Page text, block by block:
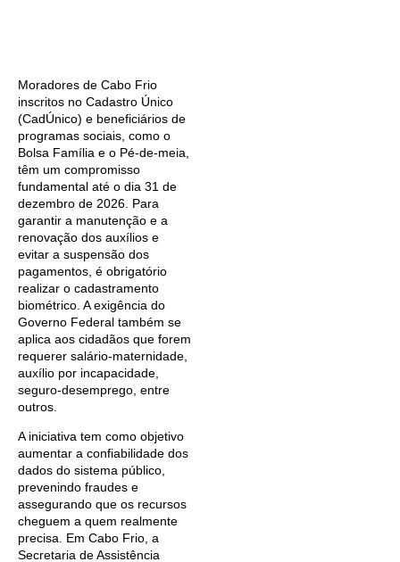
Moradores de Cabo Frio
inscritos no Cadastro Único
(CadÚnico) e beneficiários de
programas sociais, como o
Bolsa Família e o Pé-de-meia,
têm um compromisso
fundamental até o dia 31 de
dezembro de 2026. Para
garantir a manutenção e a
renovação dos auxílios e
evitar a suspensão dos
pagamentos, é obrigatório
realizar o cadastramento
biométrico. A exigência do
Governo Federal também se
aplica aos cidadãos que forem
requerer salário-maternidade,
auxílio por incapacidade,
seguro-desemprego, entre
outros.
A iniciativa tem como objetivo
aumentar a confiabilidade dos
dados do sistema público,
prevenindo fraudes e
assegurando que os recursos
cheguem a quem realmente
precisa. Em Cabo Frio, a
Secretaria de Assistência